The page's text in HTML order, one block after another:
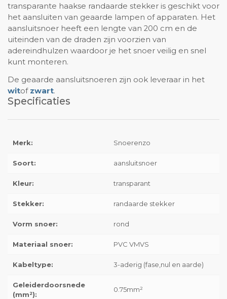
transparante haakse randaarde stekker is geschikt voor
het aansluiten van geaarde lampen of apparaten. Het
aansluitsnoer heeft een lengte van 200 cm en de
uiteinden van de draden zijn voorzien van
adereindhulzen waardoor je het snoer veilig en snel
kunt monteren.
De geaarde aansluitsnoeren zijn ook leveraar in het
witof zwart.
Specificaties
Merk: Snoerenzo
Soort: aansluitsnoer
Kleur: transparant
Stekker: randaarde stekker
Vorm snoer: rond
Materiaal snoer: PVC VMVS
Kabeltype: 3-aderig (fase,nul en aarde)
Geleiderdoorsnede
(mm²):
0.75mm²